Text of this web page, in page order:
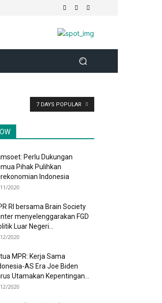
7 DAYS POPULAR
Perlu Dukungan
Pihak Pulihkan
Indonesia
2020
RI bersama Brain Society
menyelenggarakan FGD
Luar Negeri...
2020
MPR: Kerja Sama
AS Era Joe Biden
Utamakan Kepentingan...
2020